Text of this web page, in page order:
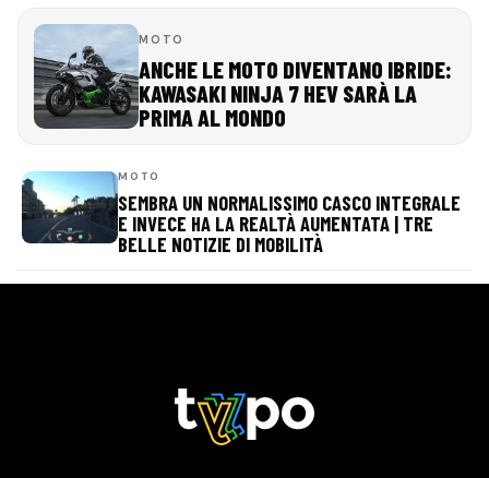
MOTO
ANCHE LE MOTO DIVENTANO IBRIDE:
KAWASAKI NINJA 7 HEV SARÀ LA
PRIMA AL MONDO
MOTO
SEMBRA UN NORMALISSIMO CASCO INTEGRALE
E INVECE HA LA REALTÀ AUMENTATA | TRE
BELLE NOTIZIE DI MOBILITÀ